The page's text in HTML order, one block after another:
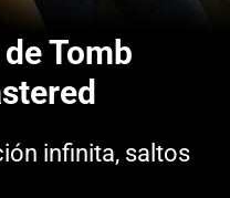
Tomb
infinita, saltos